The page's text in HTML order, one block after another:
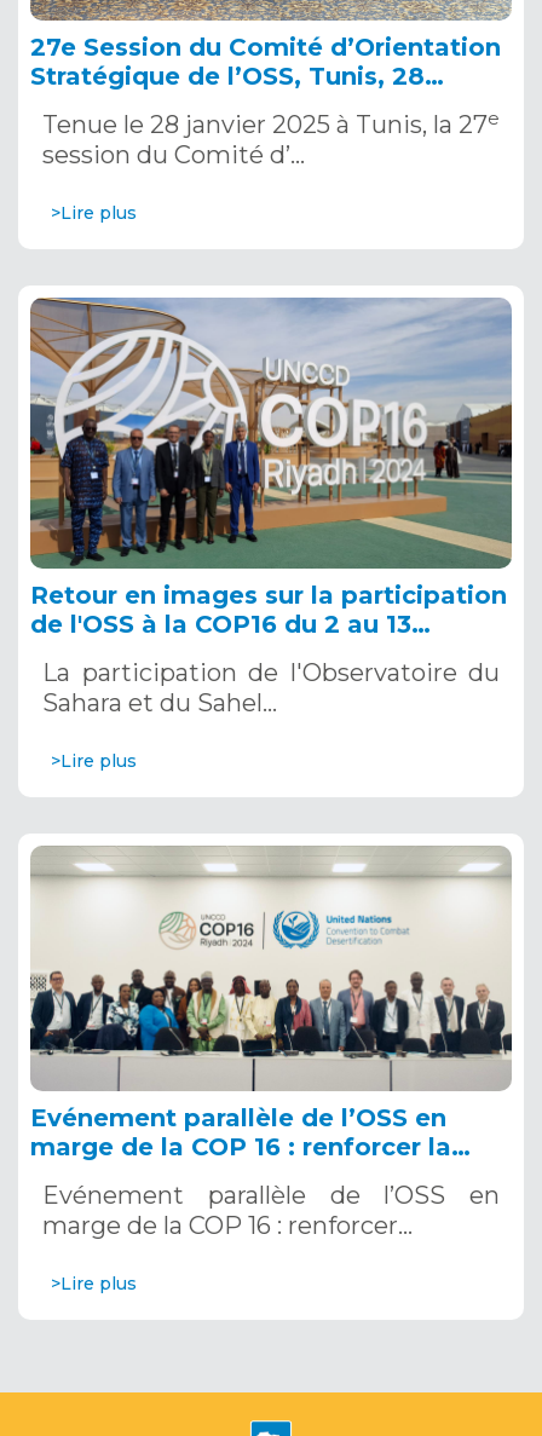
27e Session du Comité d’Orientation
Stratégique de l’OSS, Tunis, 28
Tenue le 28 janvier 2025 à Tunis, la 27e
session du Comité d’…
>Lire plus
Retour en images sur la participation
de l'OSS à la COP16 du 2 au 13
Saoudite
La participation de l'Observatoire du
Sahara et du Sahel…
>Lire plus
Evénement parallèle de l’OSS en
marge de la COP 16 : renforcer la
Systèmes d’Alerte Précoce
Multirisques. 12 décembre 2024
Evénement parallèle de l’OSS en
marge de la COP 16 : renforcer…
>Lire plus